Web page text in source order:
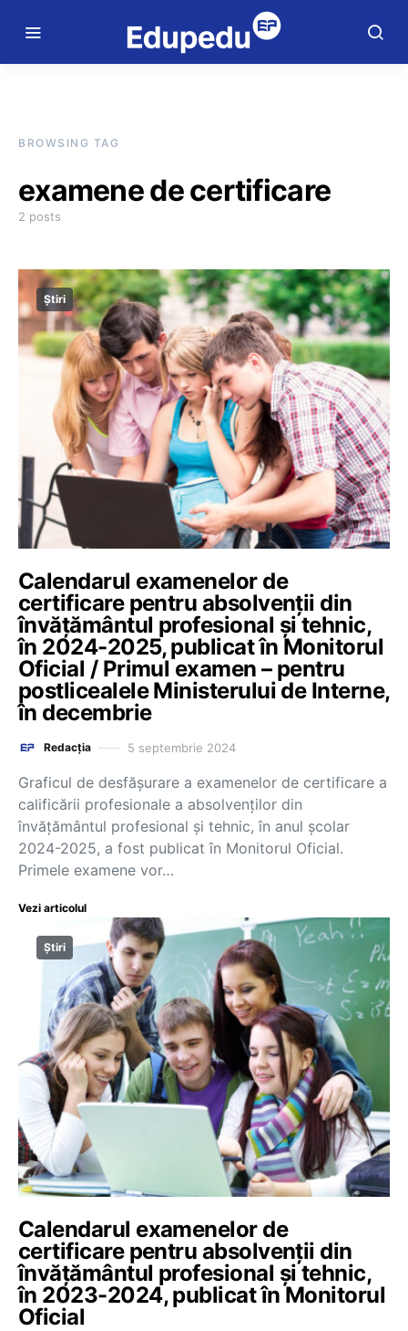
BROWSING TAG
examene de certificare
2 posts
Știri
Calendarul examenelor de
certificare pentru absolvenții din
învățământul profesional și tehnic,
în 2024-2025, publicat în Monitorul
Oficial / Primul examen – pentru
postlicealele Ministerului de Interne,
în decembrie
Redacția 5 septembrie 2024
Graficul de desfășurare a examenelor de certificare a
calificării profesionale a absolvenților din
învățământul profesional și tehnic, în anul școlar
2024-2025, a fost publicat în Monitorul Oficial.
Primele examene vor…
Vezi articolul
Știri
Calendarul examenelor de
certificare pentru absolvenții din
învățământul profesional și tehnic,
în 2023-2024, publicat în Monitorul
Oficial